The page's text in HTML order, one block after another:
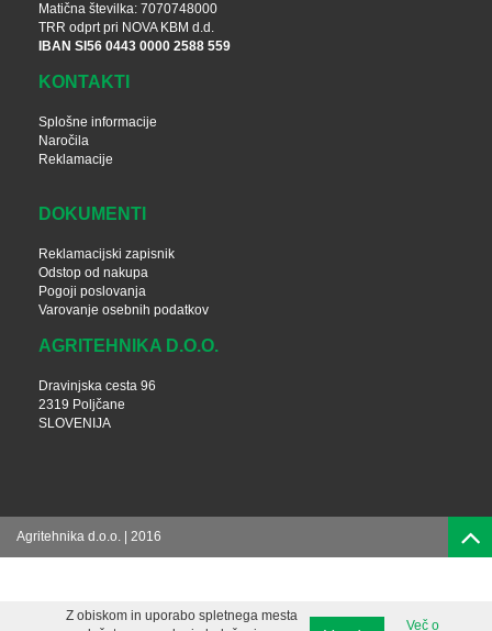
Matična številka: 7070748000
TRR odprt pri NOVA KBM d.d.
IBAN SI56 0443 0000 2588 559
KONTAKTI
Splošne informacije
Naročila
Reklamacije
DOKUMENTI
Reklamacijski zapisnik
Odstop od nakupa
Pogoji poslovanja
Varovanje osebnih podatkov
AGRITEHNIKA D.O.O.
Dravinjska cesta 96
2319 Poljčane
SLOVENIJA
Agritehnika d.o.o. | 2016
Z obiskom in uporabo spletnega mesta
Več o